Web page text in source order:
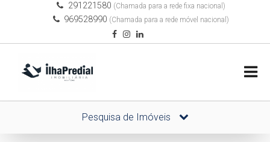
291221580 (Chamada para a rede fixa nacional)
969528990 (Chamada para a rede móvel nacional)
Pesquisa de Imóveis